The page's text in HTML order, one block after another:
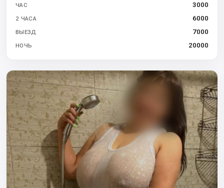
ЧАС 3000
2 ЧАСА 6000
ВЫЕЗД 7000
НОЧЬ 20000